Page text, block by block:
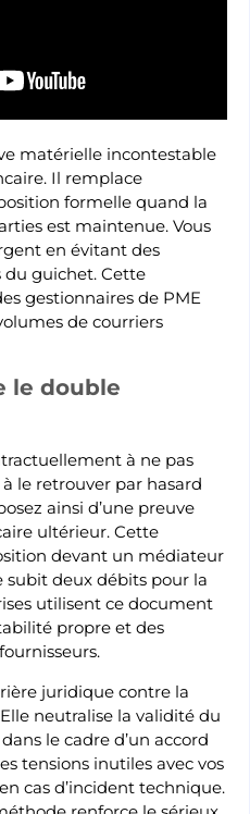
matérielle incontestable
Il remplace
formelle quand la
est maintenue. Vous
en évitant des
du guichet. Cette
gestionnaires de PME
de courriers
le double
à ne pas
le retrouver par hasard
ainsi d’une preuve
ultérieur. Cette
devant un médiateur
deux débits pour la
utilisent ce document
propre et des
juridique contre la
neutralise la validité du
le cadre d’un accord
tensions inutiles avec vos
cas d’incident technique.